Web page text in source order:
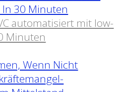
automatisiert mit low-
Minuten